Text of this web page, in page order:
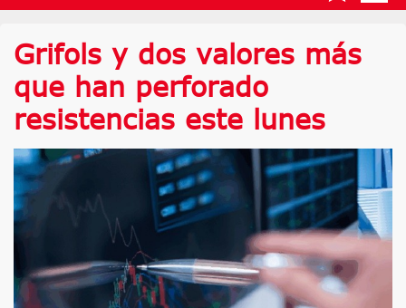
Grifols y dos valores más
que han perforado
resistencias este lunes